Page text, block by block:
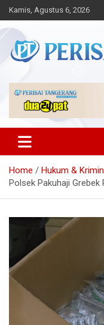
Skip
to
content
Kamis, Agustus 6, 2026
Perisai
Suara
Home
Hukum &
Polsek Pakuhaji